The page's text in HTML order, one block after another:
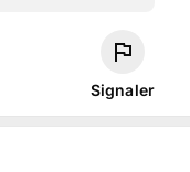
Signaler